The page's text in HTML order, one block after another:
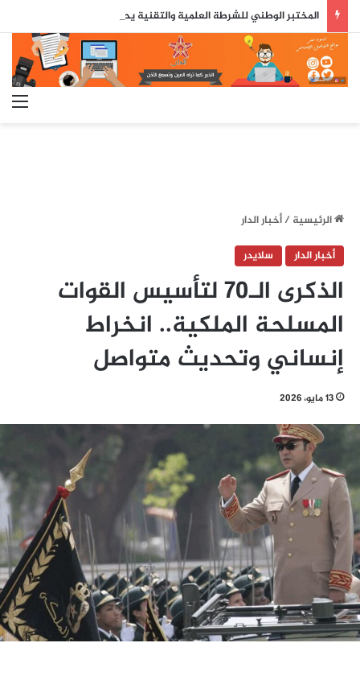
الرئيسية/أخبار الدار
أخبار الدار
سلايدر
الذكرى الـ70 لتأسيس القوات
المسلحة الملكية.. انخراط
إنساني وتحديث متواصل
13 مايو، 2026